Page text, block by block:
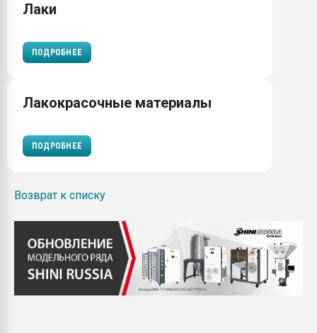
Лаки
ПОДРОБНЕЕ
Лакокрасочные материалы
ПОДРОБНЕЕ
Возврат к списку